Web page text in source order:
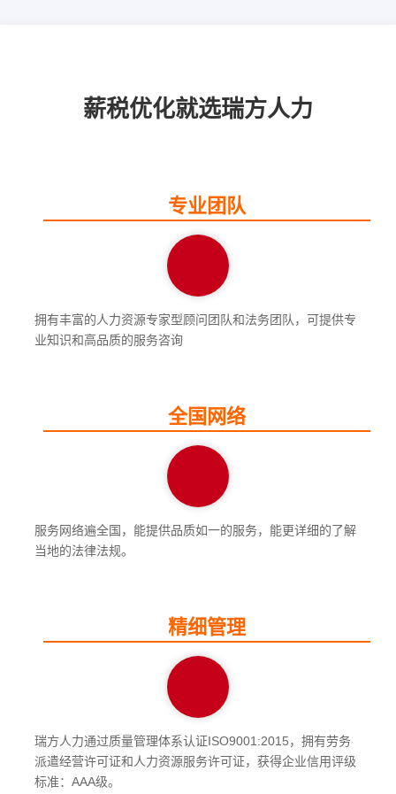
薪税优化就选瑞方人力
专业团队
拥有丰富的人力资源专家型顾问团队和法务团队，可提供专
业知识和高品质的服务咨询
全国网络
服务网络遍全国，能提供品质如一的服务，能更详细的了解
当地的法律法规。
精细管理
瑞方人力通过质量管理体系认证ISO9001:2015，拥有劳务
派遣经营许可证和人力资源服务许可证，获得企业信用评级
标准：AAA级。